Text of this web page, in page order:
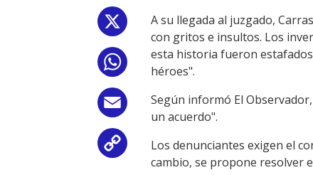
WhatsApp
Email
Copy
A su llegada al juzgado,
con gritos e insultos. Los
esta historia fueron
héroes".
Según informó El
un acuerdo".
Los denunciantes exigen el
cambio, se propone resolver